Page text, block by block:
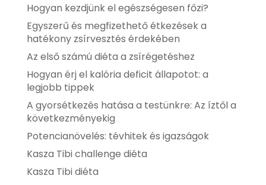
Hogyan kezdjünk el egészségesen főzi?
Egyszerű és megfizethető étkezések a
hatékony zsírvesztés érdekében
Az első számú diéta a zsírégetéshez
Hogyan érj el kalória deficit állapotot: a
legjobb tippek
A gyorsétkezés hatása a testünkre: Az íztől a
következményekig
Potencianövelés: tévhitek és igazságok
Kasza Tibi challenge diéta
Kasza Tibi diéta